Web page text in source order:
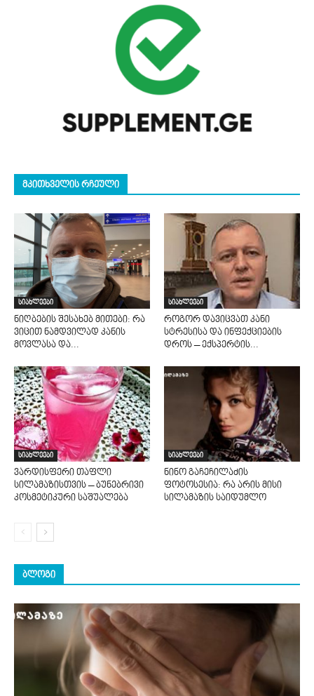
ᲛᲙᲘᲗᲮᲕᲔᲚᲘᲡ ᲠᲩᲔᲣᲚᲘ
სიახლეები
ნიღბების შესახებ მითები: რა
ვიცით ნამდვილად კანის
მოვლასა და...
სიახლეები
როგორ დავიცვათ კანი
სტრესისა და ინფექციების
დროს – ექსპერტის...
სიახლეები
ვარდისფერი თაფლი
სილამაზისთვის – ბუნებრივი
კოსმეტიკური საშუალება
სიახლეები
ნინო გაჩეჩილაძის
ფოტოსესია: რა არის მისი
სილამაზის საიდუმლო
ᲑᲚᲝᲒᲘ